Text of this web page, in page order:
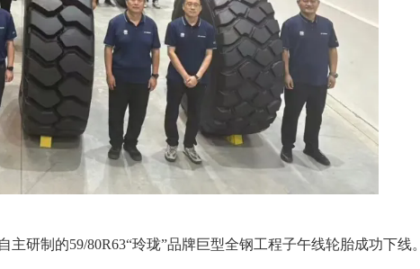
研制的59/80R63“玲珑”品牌巨型全钢工程子午线轮胎成功下线。